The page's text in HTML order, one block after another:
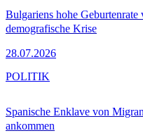
Bulgariens hohe Geburtenrate
demografische Krise
28.07.2026
Spanische Enklave von
ankommen
POLITIK